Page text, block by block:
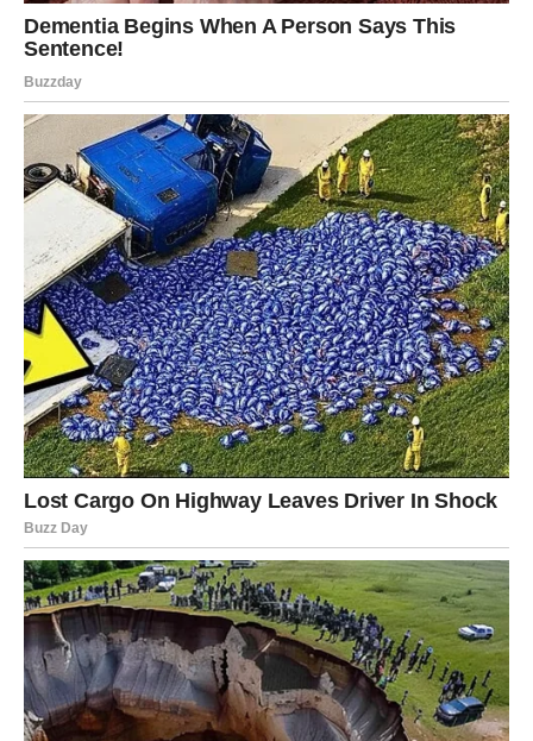
mogu uzrokovati da ova područja nosa izgledaju ružičasta.
Kako rana zacijeli, boja nosa bi se trebala vratiti u prvobitnu
boju. Ako primijetite da vam se boja nosa mijenja iz tamnije u
svjetliju kako se približava zima i spuštaju temperature, onda
je to ono što se naziva snježnim nosom. Ovo se prirodno javlja
kod mnogih pasa zbog nedostatka sunčeve svjetlosti i
vitamina D. Neke pasmine pasa su podložnije ovom stanju,
kao što su zlatni retriveri, labradori, haskiji i određene rase
škotskih ovčara, a boja nosa psa može se promijeniti ako
dođe u kontakt s nečim na što je alergičan. Alergijske reakcije
su često praćene drugim simptomima, kao što je oticanje
nosa. Alergen ponekad može biti posuda za hranu za pse, jer
su neki psi alergični na određene vrste plastike.
Ponekad pseći nos mijenja boju bez ikakvog razloga. Ovo nije
zabrinjavajuća pojava. Nos može djelomično ili potpuno
izgubiti boju dok ne postane potpuno ružičast ili čak potpuno
bijeli. Za mnoge pse ovo je privremena pojava, ali treba znati
da se nekim psima boja nikada ne vraća. Pasmine koje su
podložnije ovoj promjeni boje nosa uključuju irske setere,
pointere, pudlice, dobermane, afganistanske goniče, zlatne
retrivere, samojede i bijele njemačke ovčare. Kada bakterijska
infekcija uzrokuje promjenu boje nosa, mogu se pojaviti i drugi
simptomi. eksponat. Nos koji izgleda natečeno, curi i općenito